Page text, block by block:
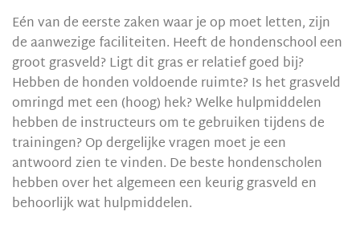
Eén van de eerste zaken waar je op moet letten, zijn
de aanwezige faciliteiten. Heeft de hondenschool een
groot grasveld? Ligt dit gras er relatief goed bij?
Hebben de honden voldoende ruimte? Is het grasveld
omringd met een (hoog) hek? Welke hulpmiddelen
hebben de instructeurs om te gebruiken tijdens de
trainingen? Op dergelijke vragen moet je een
antwoord zien te vinden. De beste hondenscholen
hebben over het algemeen een keurig grasveld en
behoorlijk wat hulpmiddelen.